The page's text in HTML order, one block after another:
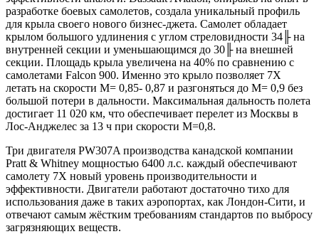
разработке боевых самолетов, создала уникальный профиль
для крыла своего нового бизнес-джета. Самолет обладает
крылом большого удлинения с углом стреловидности 34╟ на
внутренней секции и уменьшающимся до 30╟ на внешней
секции. Площадь крыла увеличена на 40% по сравнению с
самолетами Falcon 900. Именно это крыло позволяет 7X
летать на скорости М= 0,85- 0,87 и разгоняться до М= 0,9 без
большой потери в дальности. Максимальная дальность полета
достигает 11 020 км, что обеспечивает перелет из Москвы в
Лос-Анджелес за 13 ч при скорости М=0,8.
Три двигателя PW307A производства канадской компании
Pratt & Whitney мощностью 6400 л.с. каждый обеспечивают
самолету 7X новый уровень производительности и
эффективности. Двигатели работают достаточно тихо для
использования даже в таких аэропортах, как Лондон-Сити, и
отвечают самым жёстким требованиям стандартов по выбросу
загрязняющих веществ.